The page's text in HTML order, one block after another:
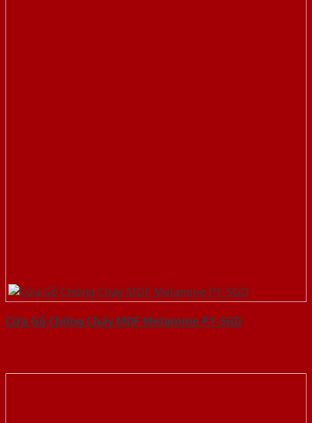
Cửa Gỗ Chống Cháy MDF Melamine P1-SGD